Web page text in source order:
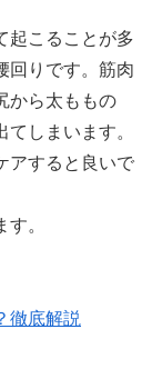
起こることが多
回りです。筋肉
から太ももの
しまいます。
アすると良いで
。
徹底解説